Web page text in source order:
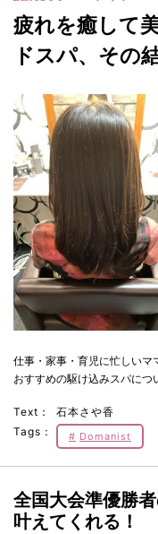
疲れを癒して
ドスパ、その
仕事・家事・育児に忙しいマ
おすすめの駆け込みスパにつ
Text：
石本さや香
Tags：
Domanist
全国大会準優勝者
叶えてくれる！